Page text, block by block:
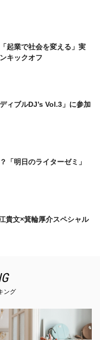
起業で社会を変える」実
キックオフ
ィブルDJ’s Vol.3」に参加
「明日のライターゼミ」
文×箕輪厚介スペシャル
ング